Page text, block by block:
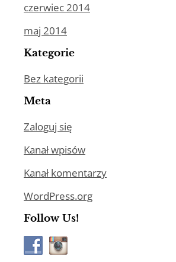
czerwiec 2014
maj 2014
Kategorie
Bez kategorii
Meta
Zaloguj się
Kanał wpisów
Kanał komentarzy
WordPress.org
Follow Us!